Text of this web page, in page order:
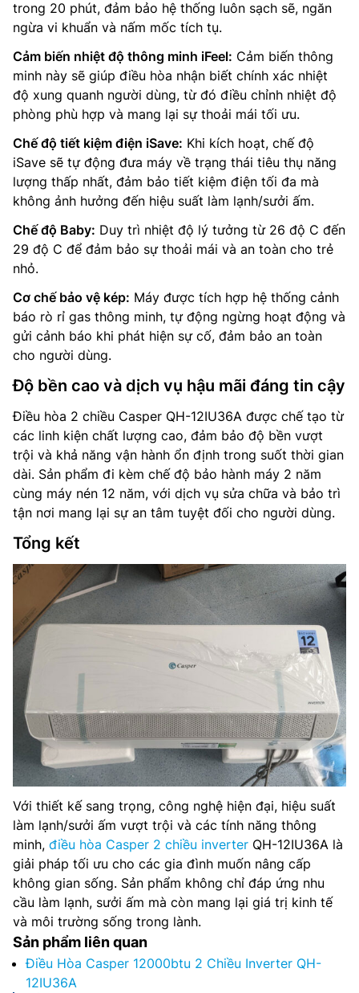
trong 20 phút, đảm bảo hệ thống luôn sạch sẽ, ngăn
ngừa vi khuẩn và nấm mốc tích tụ.
Cảm biến nhiệt độ thông minh iFeel: Cảm biến thông
minh này sẽ giúp điều hòa nhận biết chính xác nhiệt
độ xung quanh người dùng, từ đó điều chỉnh nhiệt độ
phòng phù hợp và mang lại sự thoải mái tối ưu.
Chế độ tiết kiệm điện iSave: Khi kích hoạt, chế độ
iSave sẽ tự động đưa máy về trạng thái tiêu thụ năng
lượng thấp nhất, đảm bảo tiết kiệm điện tối đa mà
không ảnh hưởng đến hiệu suất làm lạnh/sưởi ấm.
Chế độ Baby: Duy trì nhiệt độ lý tưởng từ 26 độ C đến
29 độ C để đảm bảo sự thoải mái và an toàn cho trẻ
nhỏ.
Cơ chế bảo vệ kép: Máy được tích hợp hệ thống cảnh
báo rò rỉ gas thông minh, tự động ngừng hoạt động và
gửi cảnh báo khi phát hiện sự cố, đảm bảo an toàn
cho người dùng.
Độ bền cao và dịch vụ hậu mãi đáng tin cậy
Điều hòa 2 chiều Casper QH-12IU36A được chế tạo từ
các linh kiện chất lượng cao, đảm bảo độ bền vượt
trội và khả năng vận hành ổn định trong suốt thời gian
dài. Sản phẩm đi kèm chế độ bảo hành máy 2 năm
cùng máy nén 12 năm, với dịch vụ sửa chữa và bảo trì
tận nơi mang lại sự an tâm tuyệt đối cho người dùng.
Tổng kết
Với thiết kế sang trọng, công nghệ hiện đại, hiệu suất
làm lạnh/sưởi ấm vượt trội và các tính năng thông
minh, điều hòa Casper 2 chiều inverter QH-12IU36A là
giải pháp tối ưu cho các gia đình muốn nâng cấp
không gian sống. Sản phẩm không chỉ đáp ứng nhu
cầu làm lạnh, sưởi ấm mà còn mang lại giá trị kinh tế
và môi trường sống trong lành.
Sản phẩm liên quan
Điều Hòa Casper 12000btu 2 Chiều Inverter QH-
12IU36A